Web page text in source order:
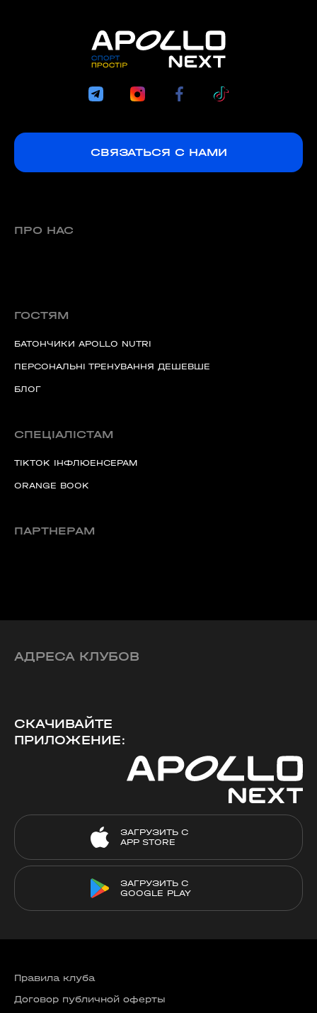
СВЯЗАТЬСЯ С НАМИ
ПРО НАС
ГОСТЯМ
БАТОНЧИКИ APOLLO NUTRI
ПЕРСОНАЛЬНІ ТРЕНУВАННЯ ДЕШЕВШЕ
БЛОГ
СПЕЦІАЛІСТАМ
TIKTOK ІНФЛЮЕНСЕРАМ
ORANGE BOOK
ПАРТНЕРАМ
АДРЕСА КЛУБОВ
СКАЧИВАЙТЕ
ПРИЛОЖЕНИЕ:
ЗАГРУЗИТЬ С
APP STORE
ЗАГРУЗИТЬ С
GOOGLE PLAY
Правила клуба
Договор публичной оферты